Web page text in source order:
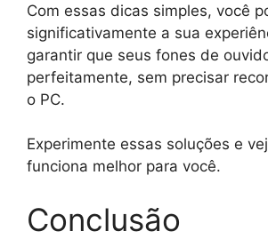
Com essas dicas simples, você
significativamente a sua
garantir que seus fones de
perfeitamente, sem precisar
o PC.
Experimente essas soluções e
funciona melhor para você.
Conclusão